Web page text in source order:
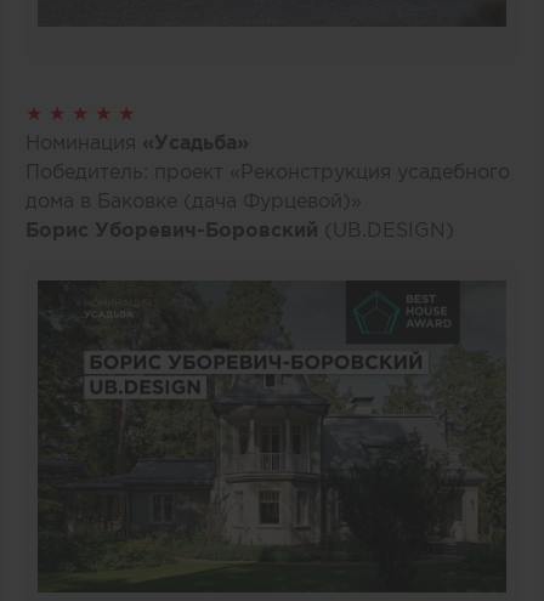
★ ★ ★ ★ ★
Номинация «Усадьба»
Победитель: проект «Реконструкция усадебного
дома в Баковке (дача Фурцевой)»
Борис Уборевич-Боровский (UB.DESIGN)